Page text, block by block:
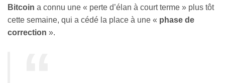
Bitcoin a connu une « perte d’élan à court terme » plus tôt
cette semaine, qui a cédé la place à une « phase de
correction ».